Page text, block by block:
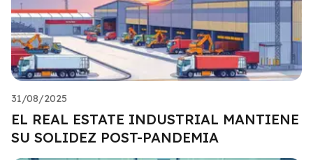
31/08/2025
EL REAL ESTATE INDUSTRIAL MANTIENE
SU SOLIDEZ POST-PANDEMIA